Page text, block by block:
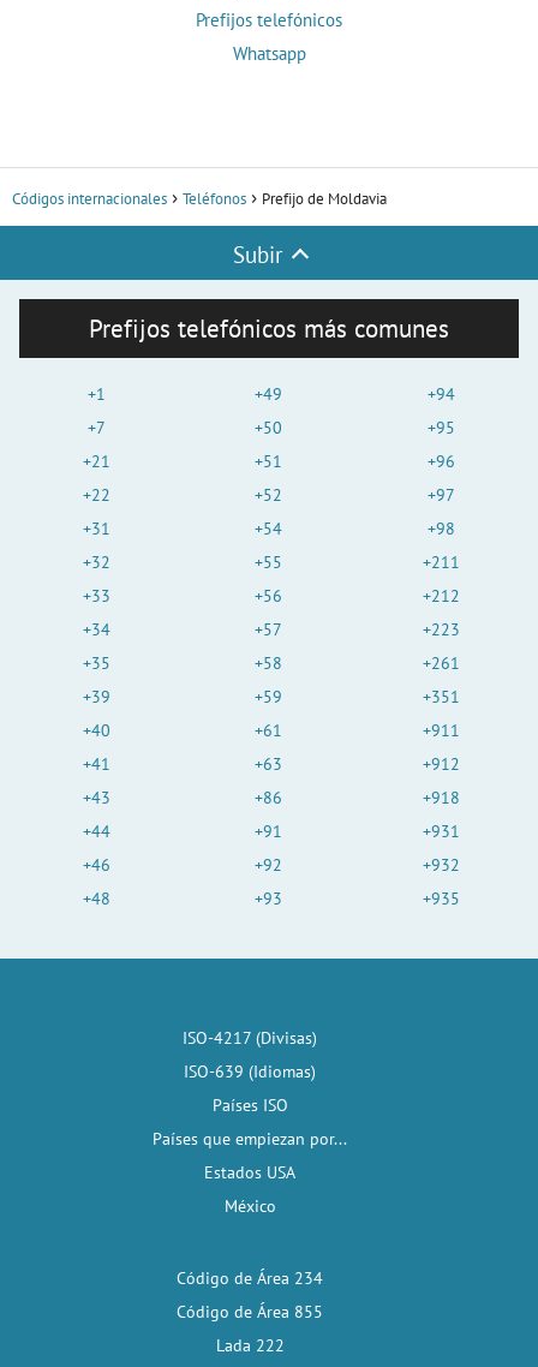
Prefijos telefónicos
Whatsapp
Códigos internacionales Teléfonos Prefijo de Moldavia
Subir
Prefijos telefónicos más comunes
+1
+7
+21
+22
+31
+32
+33
+34
+35
+39
+40
+41
+43
+44
+46
+48
+49
+50
+51
+52
+54
+55
+56
+57
+58
+59
+61
+63
+86
+91
+92
+93
+94
+95
+96
+97
+98
+211
+212
+223
+261
+351
+911
+912
+918
+931
+932
+935
ISO-4217 (Divisas)
ISO-639 (Idiomas)
Países ISO
Países que empiezan por...
Estados USA
México
Código de Área 234
Código de Área 855
Lada 222